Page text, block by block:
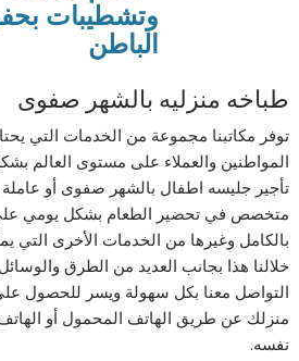
طباخه منزليه بالشهر صفوى
توفر مكاتبنا مجموعة من الخدمات التي
المواطنين والعملاء على مستوى العالم
تأجير جليسه اطفال بالشهر صفوى أو عاملة
متخصص في تحضير الطعام بشكل يومي على
بالكامل وغيرها من الخدمات الأخرى التي
خلالنا هذا بجانب العديد من الطرق
التواصل معنا بكل سهولة ويسر للحصول
منزلك عن طريق الهاتف المحمول أو
نفسه.